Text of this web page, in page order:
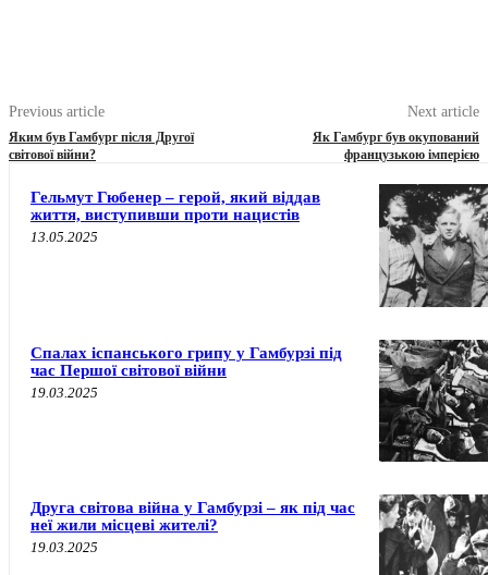
Previous article
Яким був Гамбург після Другої
світової війни?
Next article
Як Гамбург був окупований
французькою імперією
Гельмут Гюбенер – герой, який віддав
життя, виступивши проти нацистів
13.05.2025
Спалах іспанського грипу у Гамбурзі під
час Першої світової війни
19.03.2025
Друга світова війна у Гамбурзі – як під час
неї жили місцеві жителі?
19.03.2025